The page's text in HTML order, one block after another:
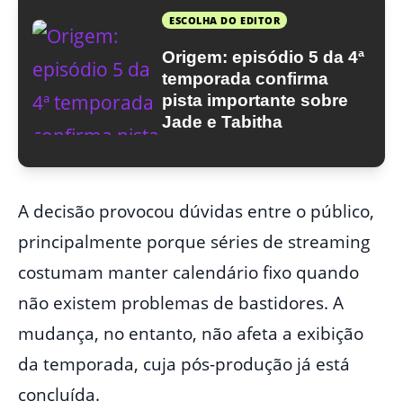
ESCOLHA DO EDITOR
Origem: episódio 5 da 4ª
temporada confirma
pista importante sobre
Jade e Tabitha
A decisão provocou dúvidas entre o público,
principalmente porque séries de streaming
costumam manter calendário fixo quando
não existem problemas de bastidores. A
mudança, no entanto, não afeta a exibição
da temporada, cuja pós-produção já está
concluída.